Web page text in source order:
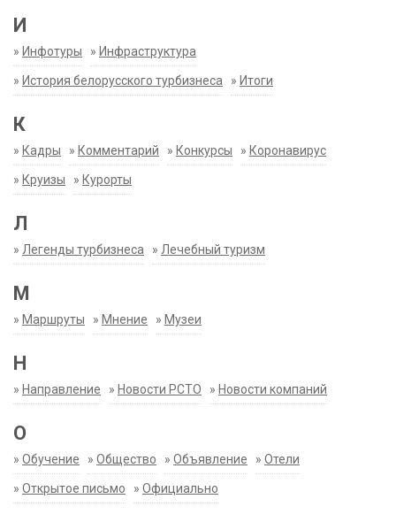
И
» Инфотуры » Инфраструктура
» История белорусского турбизнеса » Итоги
К
» Кадры » Комментарий » Конкурсы » Коронавирус
» Круизы » Курорты
Л
» Легенды турбизнеса » Лечебный туризм
М
» Маршруты » Мнение » Музеи
Н
» Направление » Новости РСТО » Новости компаний
О
» Обучение » Общество » Объявление » Отели
» Открытое письмо » Официально